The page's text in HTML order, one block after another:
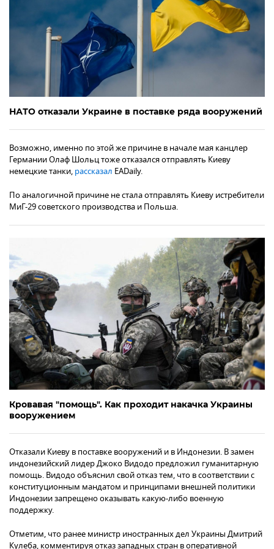
НАТО отказали Украине в поставке ряда вооружений
Возможно, именно по этой же причине в начале мая канцлер
Германии Олаф Шольц тоже отказался отправлять Киеву
немецкие танки, рассказал EADaily.
По аналогичной причине не стала отправлять Киеву истребители
МиГ-29 советского производства и Польша.
Кровавая "помощь". Как проходит накачка Украины
вооружением
Отказали Киеву в поставке вооружений и в Индонезии. В замен
индонезийский лидер Джоко Видодо предложил гуманитарную
помощь. Видодо объяснил свой отказ тем, что в соответствии с
конституционным мандатом и принципами внешней политики
Индонезии запрещено оказывать какую-либо военную
поддержку.
Отметим, что ранее министр иностранных дел Украины Дмитрий
Кулеба, комментируя отказ западных стран в оперативной